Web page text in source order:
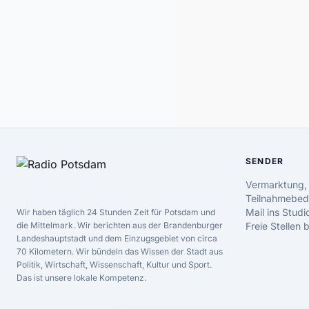
Wir haben täglich 24 Stunden Zeit für Potsdam und
die Mittelmark. Wir berichten aus der Brandenburger
Landeshauptstadt und dem Einzugsgebiet von circa
70 Kilometern. Wir bündeln das Wissen der Stadt aus
Politik, Wirtschaft, Wissenschaft, Kultur und Sport.
Das ist unsere lokale Kompetenz.
SENDER
Mail ins
Freie Stellen